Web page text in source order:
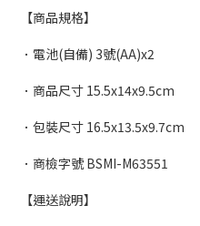
【商品規格】
．電池(自備) 3號(AA)x2
．商品尺寸 15.5x14x9.5cm
．包裝尺寸 16.5x13.5x9.7cm
．商檢字號 BSMI-M63551
【運送說明】